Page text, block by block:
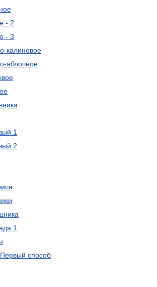
- 2
- 3
калиновое
яблочное
1
2
1
способ